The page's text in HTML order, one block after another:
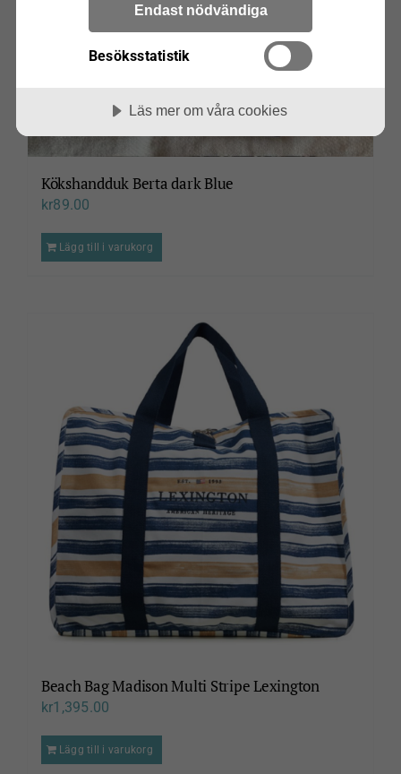
Kökshandduk Berta dark Blue
kr89.00
Lägg till i varukorg
Beach Bag Madison Multi Stripe Lexington
kr1,395.00
Lägg till i varukorg
Endast nödvändiga
Besöksstatistik
Läs mer om våra cookies